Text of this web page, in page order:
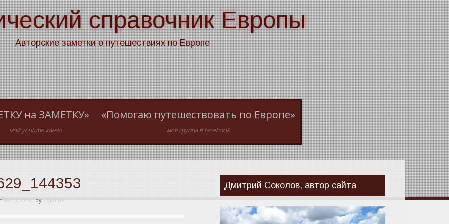
справочник Европы
Авторские заметки о путешествиях по Европе
на ЗАМЕТКУ»
мой youtube канал
«Помогаю путешествовать по Европе»
моя группа в facebook
09.03.2016 by Sokolov
Дмитрий Соколов, автор сайта